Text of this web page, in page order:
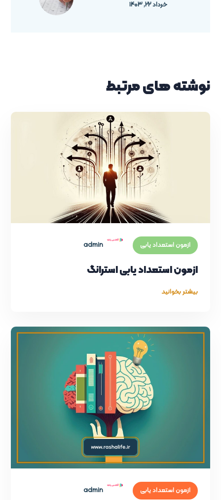
خرداد ۲۲, ۱۴۰۳
نوشته های مرتبط
ازمون استعداد یابی admin
ازمون استعداد یابی استرانگ
بیشتر بخوانید
ازمون استعداد یابی admin